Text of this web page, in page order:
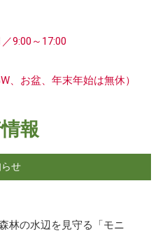
9:00～17:00
、お盆、年末年始は無休）
報
せ
林の水辺を見守る「モニ